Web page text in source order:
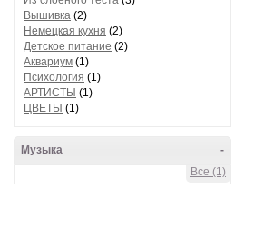
Вышивка (2)
Немецкая кухня (2)
Детское питание (2)
Аквариум (1)
Психология (1)
АРТИСТЫ (1)
ЦВЕТЫ (1)
-
Музыка
Все (1)